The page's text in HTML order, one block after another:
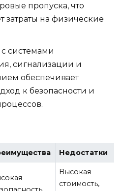
пропуска, что
затраты на физические
системами
сигнализации и
обеспечивает
к безопасности и
Недостатки
Высокая
стоимость,